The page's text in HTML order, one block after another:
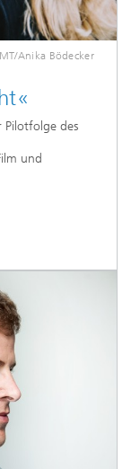
Anika Bödecker
Pilotfolge des
und